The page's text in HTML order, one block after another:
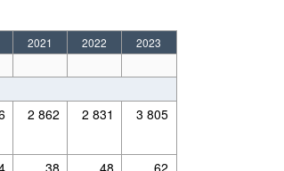
2021 2022
2023
2 862 2 831 3 805
38 48
62